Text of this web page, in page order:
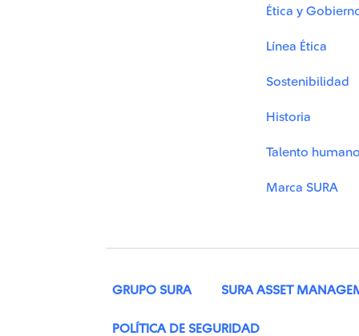
Ética y
Línea Ética
Sostenibilidad
Historia
Talento
Marca SURA
GRUPO SURA SURA ASSET
POLÍTICA DE SEGURIDAD